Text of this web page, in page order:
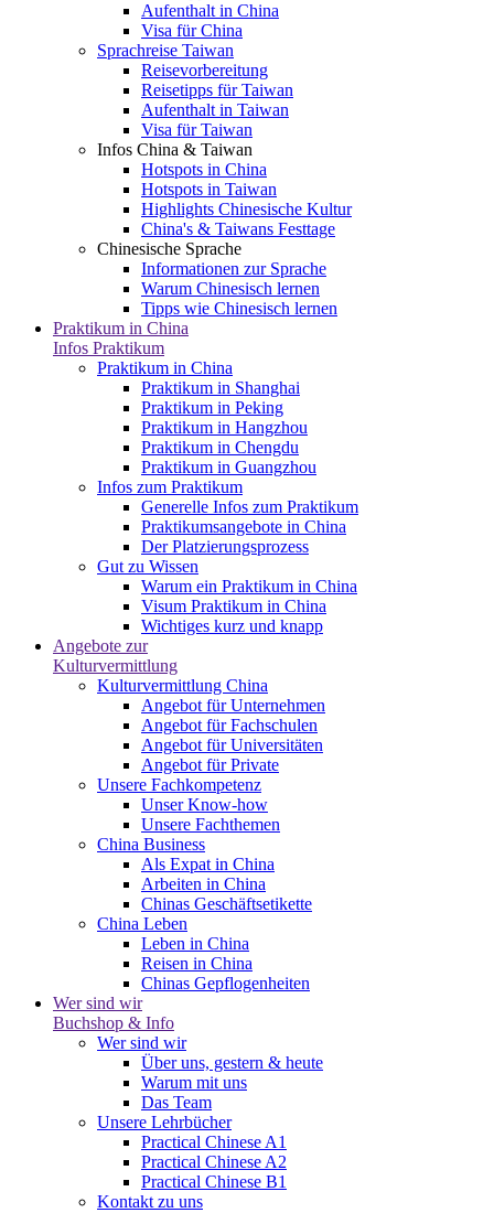
Aufenthalt in China
Visa für China
Sprachreise Taiwan
Reisevorbereitung
Reisetipps für Taiwan
Aufenthalt in Taiwan
Visa für Taiwan
Infos China & Taiwan
Hotspots in China
Hotspots in Taiwan
Highlights Chinesische Kultur
China's & Taiwans Festtage
Chinesische Sprache
Informationen zur Sprache
Warum Chinesisch lernen
Tipps wie Chinesisch lernen
Praktikum in China
Infos Praktikum
Praktikum in China
Praktikum in Shanghai
Praktikum in Peking
Praktikum in Hangzhou
Praktikum in Chengdu
Praktikum in Guangzhou
Infos zum Praktikum
Generelle Infos zum Praktikum
Praktikumsangebote in China
Der Platzierungsprozess
Gut zu Wissen
Warum ein Praktikum in China
Visum Praktikum in China
Wichtiges kurz und knapp
Angebote zur
Kulturvermittlung
Kulturvermittlung China
Angebot für Unternehmen
Angebot für Fachschulen
Angebot für Universitäten
Angebot für Private
Unsere Fachkompetenz
Unser Know-how
Unsere Fachthemen
China Business
Als Expat in China
Arbeiten in China
Chinas Geschäftsetikette
China Leben
Leben in China
Reisen in China
Chinas Gepflogenheiten
Wer sind wir
Buchshop & Info
Wer sind wir
Über uns, gestern & heute
Warum mit uns
Das Team
Unsere Lehrbücher
Practical Chinese A1
Practical Chinese A2
Practical Chinese B1
Kontakt zu uns